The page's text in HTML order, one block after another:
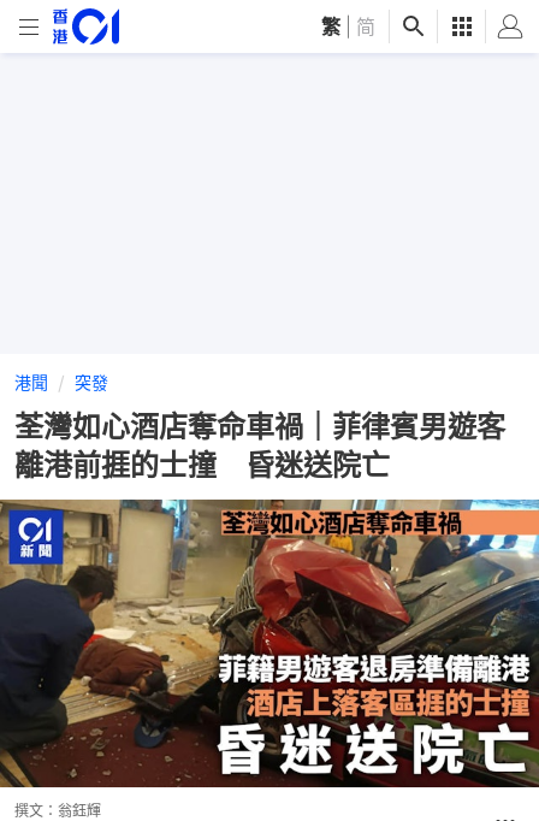
繁 简
港聞 突發
荃灣如心酒店奪命車禍｜菲律賓男遊客
離港前捱的士撞 昏迷送院亡
撰文： 翁鈺輝